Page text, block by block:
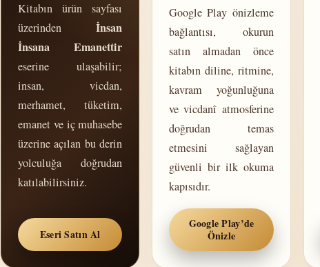
Kitabın ürün sayfası
üzerindenİnsan
İnsana Emanettir
eserine ulaşabilir;
insan, vicdan,
merhamet, tüketim,
emanet ve iç muhasebe
üzerine açılan bu derin
yolculuğa doğrudan
katılabilirsiniz.
Eseri Satın Al
Google Play önizleme
bağlantısı, okurun
satın almadan önce
kitabın diline, ritmine,
kavram yoğunluğuna
ve vicdanî atmosferine
doğrudan temas
etmesini sağlayan
güvenli bir ilk okuma
kapısıdır.
Google Play’de
Önizle